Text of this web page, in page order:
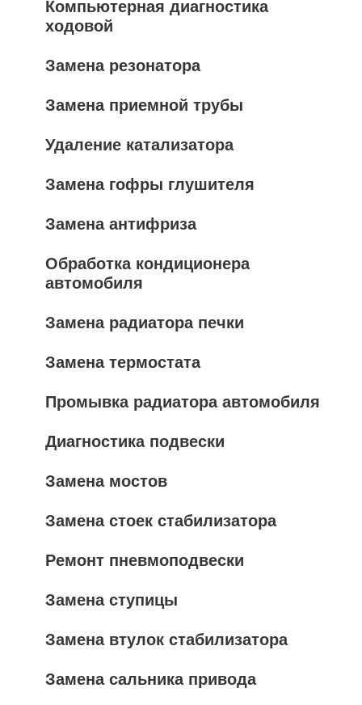
Компьютерная диагностика
ходовой
Замена резонатора
Замена приемной трубы
Удаление катализатора
Замена гофры глушителя
Замена антифриза
Обработка кондиционера
автомобиля
Замена радиатора печки
Замена термостата
Промывка радиатора автомобиля
Диагностика подвески
Замена мостов
Замена стоек стабилизатора
Ремонт пневмоподвески
Замена ступицы
Замена втулок стабилизатора
Замена сальника привода